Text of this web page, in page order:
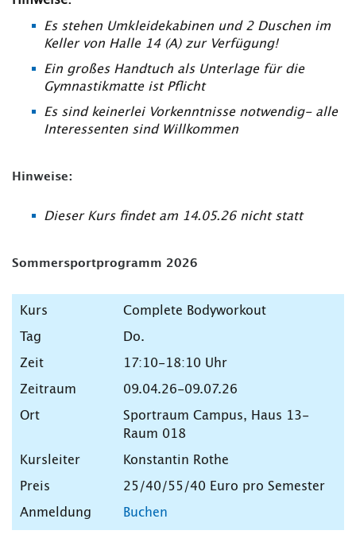
Es stehen Umkleidekabinen und 2 Duschen im
Keller von Halle 14 (A) zur Verfügung!
Ein großes Handtuch als Unterlage für die
Gymnastikmatte ist Pflicht
Es sind keinerlei Vorkenntnisse notwendig- alle
Interessenten sind Willkommen
Hinweise:
Dieser Kurs findet am 14.05.26 nicht statt
Sommersportprogramm 2026
Complete Bodyworkout
Do.
17:10-18:10 Uhr
09.04.26-09.07.26
Sportraum Campus, Haus 13-
Raum 018
Konstantin Rothe
25/40/55/40 Euro pro Semester
Buchen